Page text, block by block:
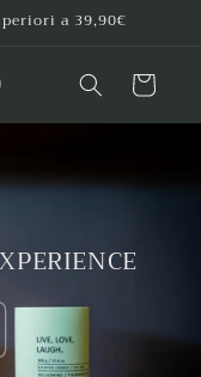
a 39,90€
Carrello